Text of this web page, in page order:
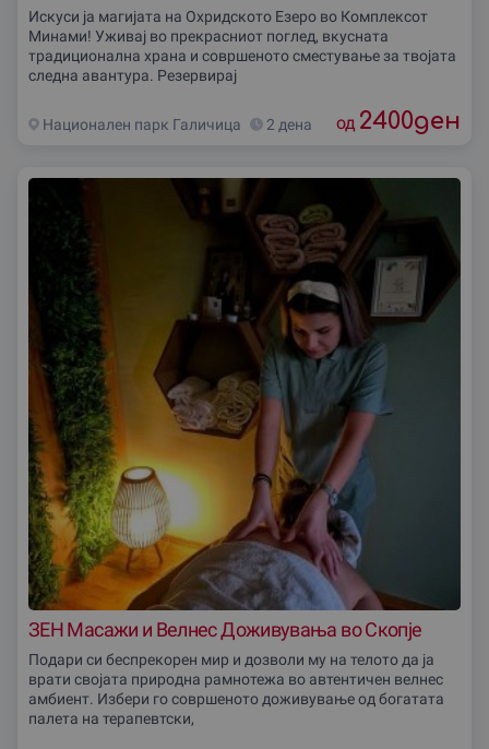
Искуси ја магијата на Охридското Езеро во Комплексот
Минами! Уживај во прекрасниот поглед, вкусната
традиционална храна и совршеното сместување за твојата
следна авантура. Резервирај
Национален парк Галичица 2 дена од 2400ден
ЗЕН Масажи и Велнес Доживувања во Скопје
Подари си беспрекорен мир и дозволи му на телото да ја
врати својата природна рамнотежа во автентичен велнес
амбиент. Избери го совршеното доживување од богатата
палета на терапевтски,